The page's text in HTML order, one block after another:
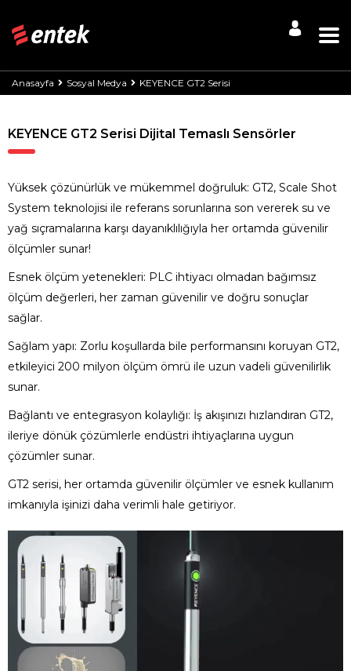
Anasayfa Sosyal Medya KEYENCE GT2 Serisi
KEYENCE GT2 Serisi Dijital Temaslı Sensörler
Yüksek çözünürlük ve mükemmel doğruluk: GT2, Scale Shot
System teknolojisi ile referans sorunlarına son vererek su ve
yağ sıçramalarına karşı dayanıklılığıyla her ortamda güvenilir
ölçümler sunar!
Esnek ölçüm yetenekleri: PLC ihtiyacı olmadan bağımsız
ölçüm değerleri, her zaman güvenilir ve doğru sonuçlar
sağlar.
Sağlam yapı: Zorlu koşullarda bile performansını koruyan GT2,
etkileyici 200 milyon ölçüm ömrü ile uzun vadeli güvenilirlik
sunar.
Bağlantı ve entegrasyon kolaylığı: İş akışınızı hızlandıran GT2,
ileriye dönük çözümlerle endüstri ihtiyaçlarına uygun
çözümler sunar.
GT2 serisi, her ortamda güvenilir ölçümler ve esnek kullanım
imkanıyla işinizi daha verimli hale getiriyor.